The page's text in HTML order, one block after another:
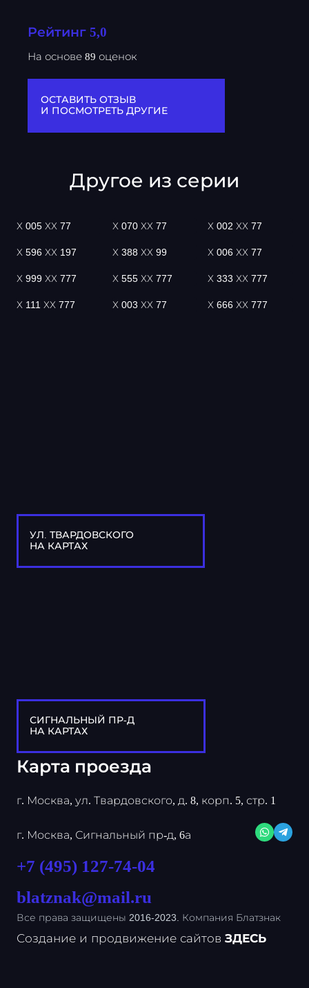
Рейтинг 5,0
На основе 89 оценок
ОСТАВИТЬ ОТЗЫВ
И ПОСМОТРЕТЬ ДРУГИЕ
Другое из серии
Х 005 ХХ 77 Х 070 ХХ 77 Х 002 ХХ 77
Х 596 ХХ 197 Х 388 ХХ 99 Х 006 ХХ 77
Х 999 ХХ 777 Х 555 ХХ 777 Х 333 ХХ 777
Х 111 ХХ 777 Х 003 ХХ 77 Х 666 ХХ 777
УЛ. ТВАРДОВСКОГО
НА КАРТАХ
СИГНАЛЬНЫЙ ПР-Д
НА КАРТАХ
Карта проезда
г. Москва, ул. Твардовского, д. 8, корп. 5, стр. 1
г. Москва, Сигнальный пр-д, 6а
+7 (495) 127-74-04
blatznak@mail.ru
Все права защищены 2016-2023. Компания Блатзнак
Создание и продвижение сайтов ЗДЕСЬ